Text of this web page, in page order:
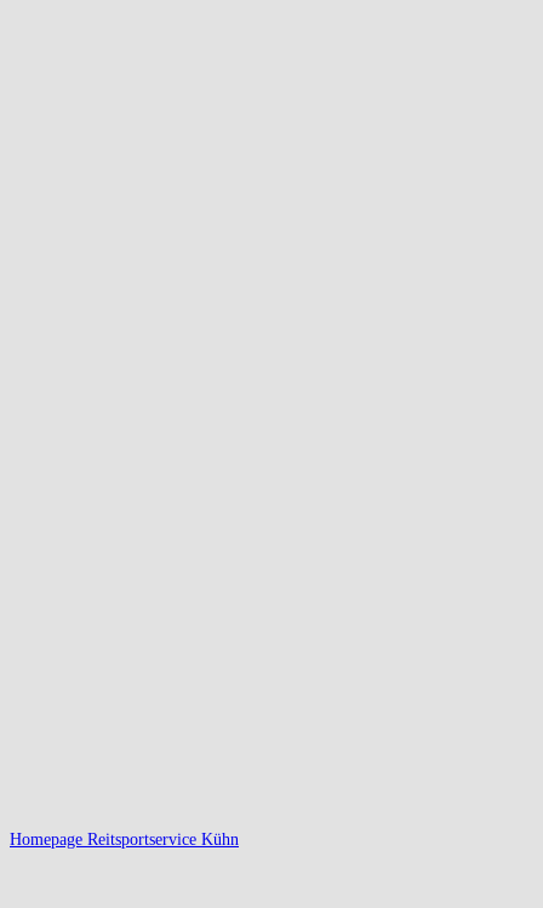
Homepage Reitsportservice Kühn